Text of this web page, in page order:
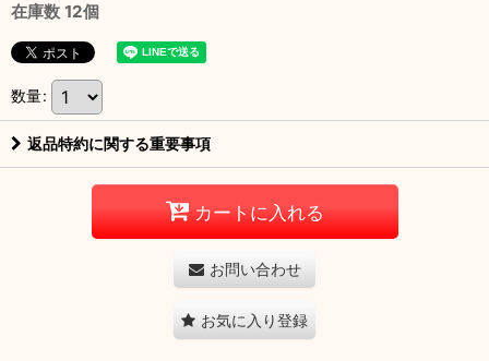
在庫数 12個
数量:
返品特約に関する重要事項
カートに入れる
お問い合わせ
お気に入り登録